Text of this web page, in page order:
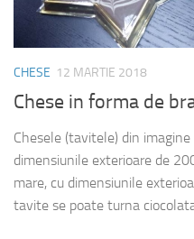
CHESE 12 MARTIE 2018
Chese in forma de
Chesele (tavitele) din
dimensiunile exterioare de
mare, cu dimensiunile
tavite se poate turna